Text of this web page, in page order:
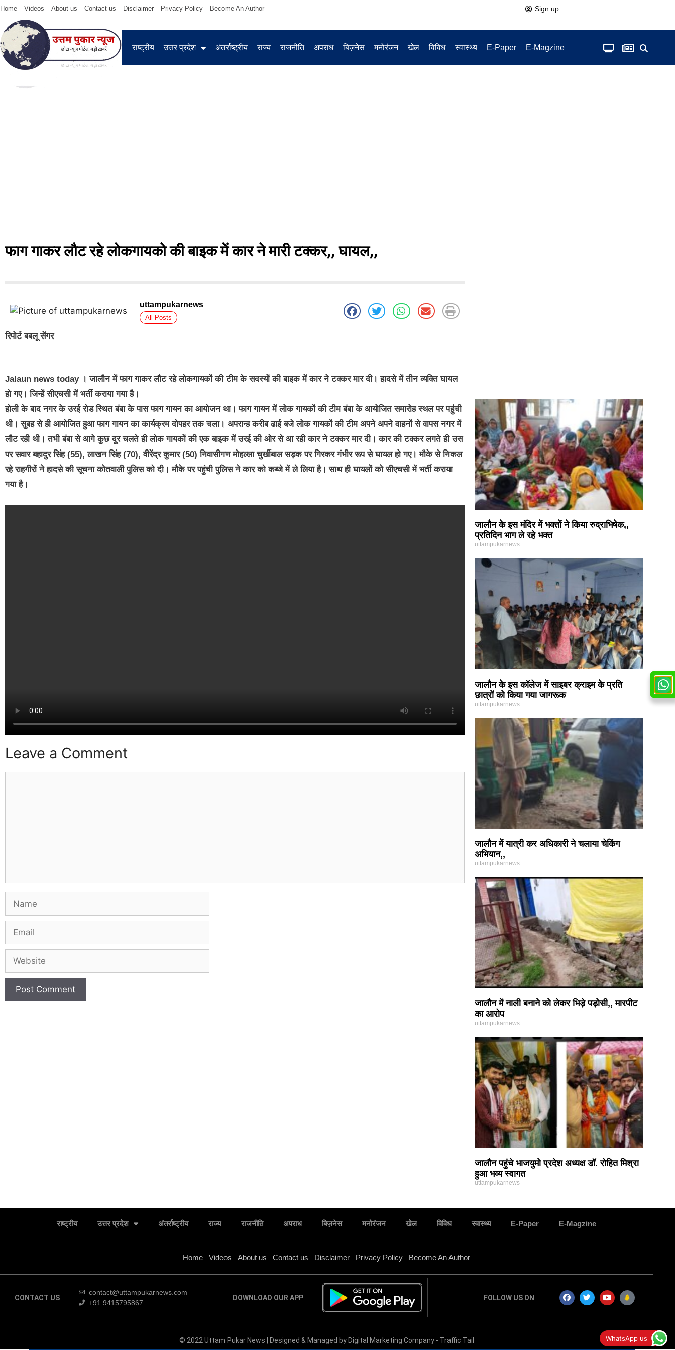
Home Videos About us Contact us Disclaimer Privacy Policy Become An Author Sign up
राष्ट्रीय उत्तर प्रदेश अंतर्राष्ट्रीय राज्य राजनीति अपराध बिज़नेस मनोरंजन खेल विविध स्वास्थ्य E-Paper E-Magzine
फाग गाकर लौट रहे लोकगायको की बाइक में कार ने मारी टक्कर,, घायल,,
uttampukarnews
All Posts
रिपोर्ट बबलू सेंगर
Jalaun news today। जालौन में फाग गाकर लौट रहे लोकगायकों की टीम के सदस्यों की बाइक में कार ने टक्कर मार दी। हादसे में तीन व्यक्ति घायल
हो गए। जिन्हें सीएचसी में भर्ती कराया गया है।
होली के बाद नगर के उरई रोड स्थित बंबा के पास फाग गायन का आयोजन था। फाग गायन में लोक गायकों की टीम बंबा के आयोजित समारोह स्थल पर पहुंची
थी। सुबह से ही आयोजित हुआ फाग गायन का कार्यक्रम दोपहर तक चला। अपरान्ह करीब ढाई बजे लोक गायकों की टीम अपने अपने वाहनों से वापस नगर में
लौट रही थी। तभी बंबा से आगे कुछ दूर चलते ही लोक गायकों की एक बाइक में उरई की ओर से आ रही कार ने टक्कर मार दी। कार की टक्कर लगते ही उस
पर सवार बहादुर सिंह (55), लाखन सिंह (70), वीरेंद्र कुमार (50) निवासीगण मोहल्ला चुर्खीबाल सड़क पर गिरकर गंभीर रूप से घायल हो गए। मौके से निकल
रहे राहगीरों ने हादसे की सूचना कोतवाली पुलिस को दी। मौके पर पहुंची पुलिस ने कार को कब्जे में ले लिया है। साथ ही घायलों को सीएचसी में भर्ती कराया
गया है।
Leave a Comment
जालौन के इस मंदिर में भक्तों ने किया रुद्राभिषेक,,
प्रतिदिन भाग ले रहे भक्त
uttampukarnews
जालौन के इस कॉलेज में साइबर क्राइम के प्रति
छात्रों को किया गया जागरूक
uttampukarnews
जालौन में यात्री कर अधिकारी ने चलाया चेकिंग
अभियान,,
uttampukarnews
जालौन में नाली बनाने को लेकर भिड़े पड़ोसी,, मारपीट
का आरोप
uttampukarnews
जालौन पहुंचे भाजयुमो प्रदेश अध्यक्ष डॉ. रोहित मिश्रा
हुआ भव्य स्वागत
uttampukarnews
राष्ट्रीय उत्तर प्रदेश अंतर्राष्ट्रीय राज्य राजनीति अपराध बिज़नेस मनोरंजन खेल विविध स्वास्थ्य E-Paper E-Magzine
Home Videos About us Contact us Disclaimer Privacy Policy Become An Author
CONTACT US
contact@uttampukarnews.com
+91 9415795867
DOWNLOAD OUR APP FOLLOW US ON
© 2022 Uttam Pukar News | Designed & Managed by Digital Marketing Company - Traffic Tail WhatsApp us
जालौन के इस मंदिर में भक्तों ने किया रुद्राभिषेक,,
जालौन के इस कॉलेज में साइबर क्राइम के प्रति छात्रों को
किया गया जागरूक
जालौन में यात्री कर अधिकारी ने चलाया चेकिंग अभियान,,